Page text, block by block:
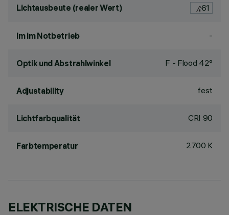
Lichtausbeute (realer Wert) 61
lm im Notbetrieb -
Optik und Abstrahlwinkel F - Flood 42°
Adjustability fest
Lichtfarbqualität CRI 90
Farbtemperatur 2700 K
ELEKTRISCHE DATEN